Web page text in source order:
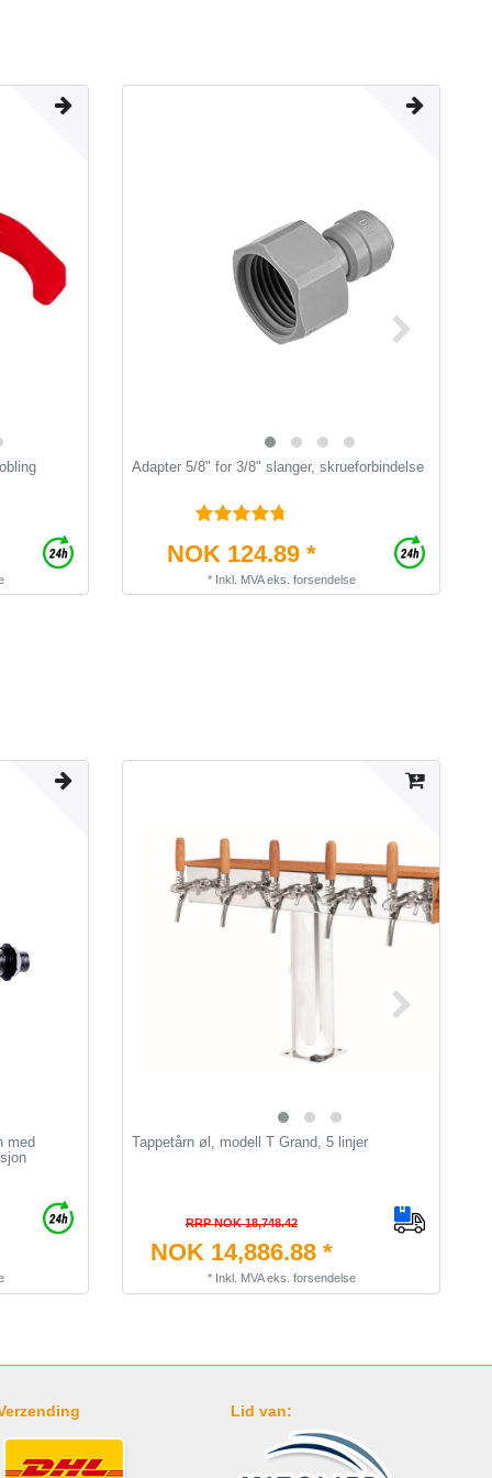
Adapter 5/8" for 3/8" slanger, skrueforbindelse
NOK 124.89 *
* Inkl. MVAeks. forsendelse
med
Tappetårn øl, modell T Grand, 5 linjer
RRP NOK 18,748.42
NOK 14,886.88 *
* Inkl. MVAeks. forsendelse
Lid van: